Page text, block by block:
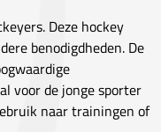
Deze hockey
benodigdheden. De
voor de jonge sporter
naar trainingen of